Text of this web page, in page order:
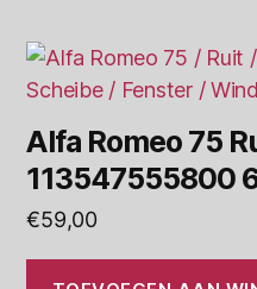
Alfa Romeo 75
113547555800
€59,00